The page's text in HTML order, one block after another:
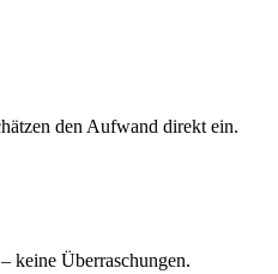
den Aufwand direkt ein.
keine Überraschungen.